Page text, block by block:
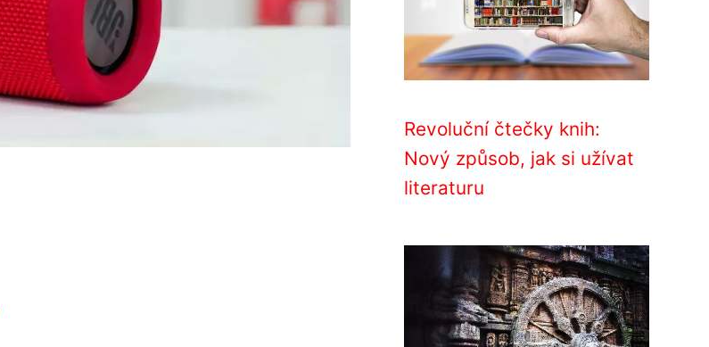
Revoluční čtečky knih:
Nový způsob, jak si užívat
literaturu